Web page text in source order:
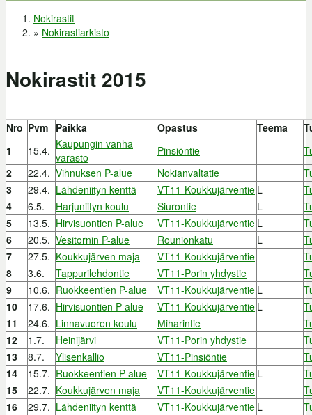
Olet täällä
Nokirastit
» Nokirastiarkisto
Nokirastit 2015
Nro Pvm Paikka Opastus Teema
1
15.4. Kaupungin vanha
varasto
Pinsiöntie
2
22.4. Vihnuksen P-alue Nokianvaltatie
3
29.4. Lähdeniityn kenttä VT11-Koukkujärventie L
4
6.5. Harjuniityn koulu Siurontie L
5
13.5. Hirvisuontien P-alue VT11-Koukkujärventie L
6
20.5. Vesitornin P-alue Rounionkatu L
7
27.5. Koukkujärven maja VT11-Koukkujärventie
8
3.6. Tappurilehdontie VT11-Porin yhdystie
9
10.6. Ruokkeentien P-alue VT11-Koukkujärventie L
10
17.6. Hirvisuontien P-alue VT11-Koukkujärventie L
11
24.6. Linnavuoren koulu Miharintie
12
1.7. Heinijärvi VT11-Porin yhdystie
13
8.7. Ylisenkallio VT11-Pinsiöntie
14
15.7. Ruokkeentien P-alue VT11-Koukkujärventie L
15
22.7. Koukkujärven maja VT11-Koukkujärventie
16
29.7. Lähdeniityn kenttä VT11-Koukkujärventie L